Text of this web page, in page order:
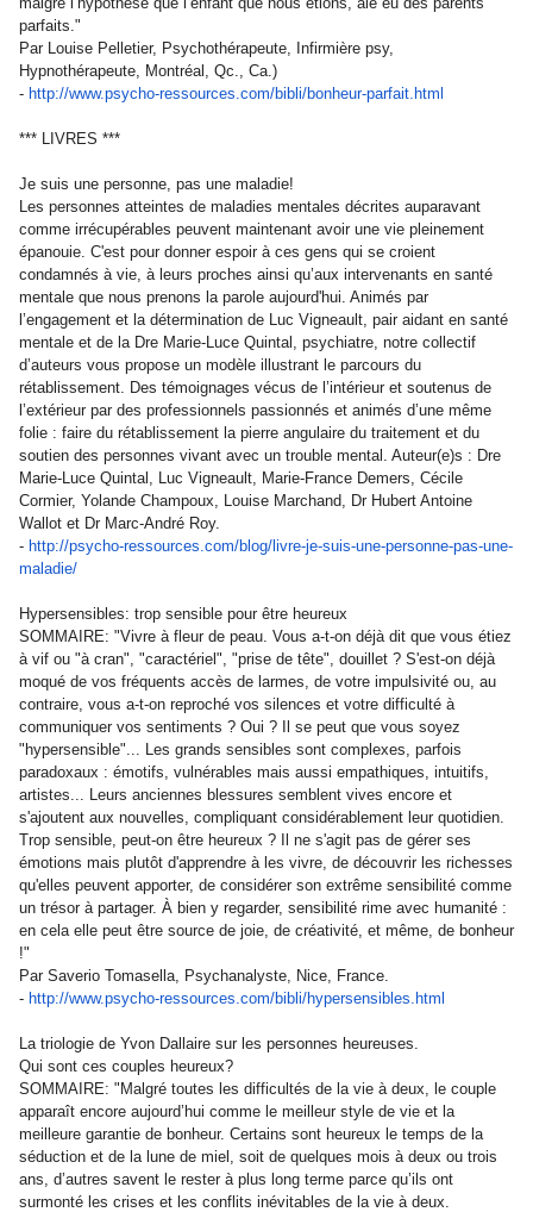
parfaits."
Par Louise Pelletier, Psychothérapeute, Infirmière psy,
Hypnothérapeute, Montréal, Qc., Ca.)
- http://www.psycho-ressources.com/bibli/bonheur-parfait.html
*** LIVRES ***
Je suis une personne, pas une maladie!
Les personnes atteintes de maladies mentales décrites auparavant
comme irrécupérables peuvent maintenant avoir une vie pleinement
épanouie. C'est pour donner espoir à ces gens qui se croient
condamnés à vie, à leurs proches ainsi qu’aux intervenants en santé
mentale que nous prenons la parole aujourd'hui. Animés par
l’engagement et la détermination de Luc Vigneault, pair aidant en santé
mentale et de la Dre Marie-Luce Quintal, psychiatre, notre collectif
d’auteurs vous propose un modèle illustrant le parcours du
rétablissement. Des témoignages vécus de l’intérieur et soutenus de
l’extérieur par des professionnels passionnés et animés d’une même
folie : faire du rétablissement la pierre angulaire du traitement et du
soutien des personnes vivant avec un trouble mental. Auteur(e)s : Dre
Marie-Luce Quintal, Luc Vigneault, Marie-France Demers, Cécile
Cormier, Yolande Champoux, Louise Marchand, Dr Hubert Antoine
Wallot et Dr Marc-André Roy.
- http://psycho-ressources.com/blog/livre-je-suis-une-personne-pas-une-
maladie/
Hypersensibles: trop sensible pour être heureux
SOMMAIRE: "Vivre à fleur de peau. Vous a-t-on déjà dit que vous étiez
à vif ou "à cran", "caractériel", "prise de tête", douillet ? S'est-on déjà
moqué de vos fréquents accès de larmes, de votre impulsivité ou, au
contraire, vous a-t-on reproché vos silences et votre difficulté à
communiquer vos sentiments ? Oui ? Il se peut que vous soyez
"hypersensible"... Les grands sensibles sont complexes, parfois
paradoxaux : émotifs, vulnérables mais aussi empathiques, intuitifs,
artistes... Leurs anciennes blessures semblent vives encore et
s'ajoutent aux nouvelles, compliquant considérablement leur quotidien.
Trop sensible, peut-on être heureux ? Il ne s'agit pas de gérer ses
émotions mais plutôt d'apprendre à les vivre, de découvrir les richesses
qu'elles peuvent apporter, de considérer son extrême sensibilité comme
un trésor à partager. À bien y regarder, sensibilité rime avec humanité :
en cela elle peut être source de joie, de créativité, et même, de bonheur
!"
Par Saverio Tomasella, Psychanalyste, Nice, France.
- http://www.psycho-ressources.com/bibli/hypersensibles.html
La triologie de Yvon Dallaire sur les personnes heureuses.
Qui sont ces couples heureux?
SOMMAIRE: "Malgré toutes les difficultés de la vie à deux, le couple
apparaît encore aujourd’hui comme le meilleur style de vie et la
meilleure garantie de bonheur. Certains sont heureux le temps de la
séduction et de la lune de miel, soit de quelques mois à deux ou trois
ans, d’autres savent le rester à plus long terme parce qu’ils ont
surmonté les crises et les conflits inévitables de la vie à deux.